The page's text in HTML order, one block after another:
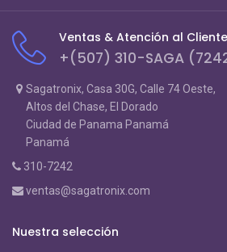
Ventas & Atención al Cliente
+(507) 310-SAGA
Sagatronix, Casa 30G, Calle 74 Oeste,
Altos del Chase, El Dorado
Ciudad de Panama Panamá
Panamá
310-7242
ventas@sagatronix.com
Nuestra selección